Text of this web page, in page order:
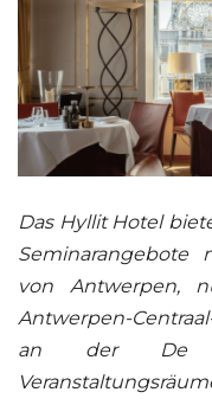
Das Hyllit Hotel
von Antwerpen,
Antwerpen-
an der De